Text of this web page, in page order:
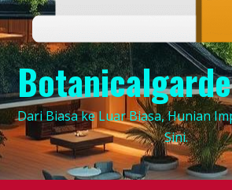
Dari Biasa ke Luar Biasa, Hunian
Sini.